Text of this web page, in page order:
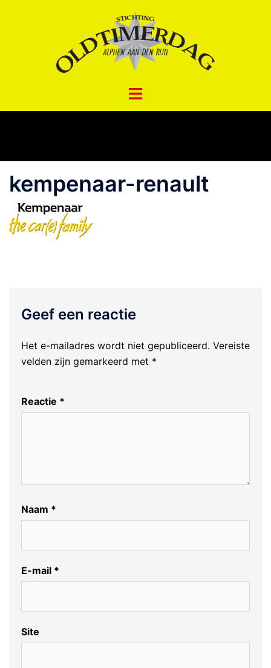
kempenaar-renault
Geef een reactie
Het e-mailadres wordt niet gepubliceerd. Vereiste
velden zijn gemarkeerd met *
Reactie *
Naam *
E-mail *
Site